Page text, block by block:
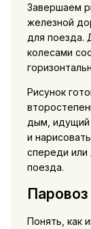
Завершаем
железной
для поезда.
колесами
Рисунок
дым, идущий
и
спереди или
поезда.
Паровоз
Понять, как